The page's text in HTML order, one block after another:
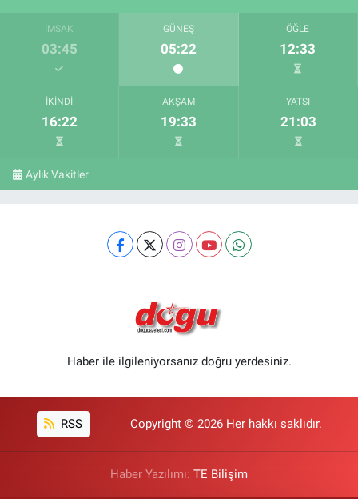
İMSAK
03:45
GÜNEŞ
05:22
ÖĞLE
12:33
İKINDI
16:22
AKŞAM
19:33
YATSI
21:03
Aylık Vakitler
Haber ile ilgileniyorsanız doğru yerdesiniz.
RSS Copyright © 2026 Her hakkı saklıdır.
Haber Yazılımı: TE Bilişim